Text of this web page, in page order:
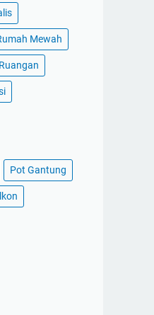
Mewah
Pot Gantung